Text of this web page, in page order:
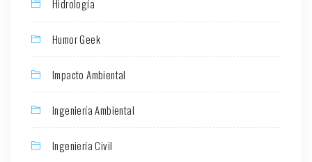
Hidrología
Humor Geek
Impacto Ambiental
Ingeniería Ambiental
Ingeniería Civil